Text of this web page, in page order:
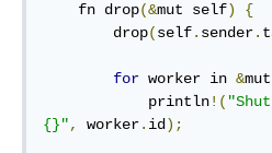
    fn drop
(&mut self)
{
        drop
(self. sender.
for worker in &
            println
!(
{}", worker. id );